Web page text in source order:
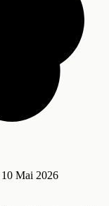
Mai 2026